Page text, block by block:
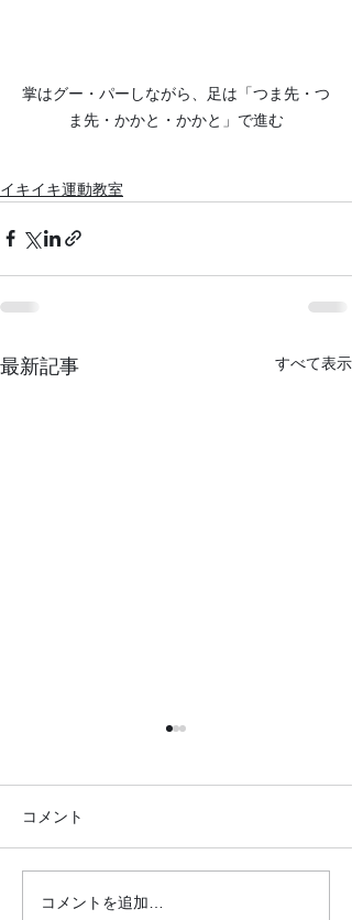
掌はグー・パーしながら、足は「つま先・つ
ま先・かかと・かかと」で進む
イキイキ運動教室
最新記事 すべて表示
●イキイキ運動教室 レク
コメント
コメントを追加…